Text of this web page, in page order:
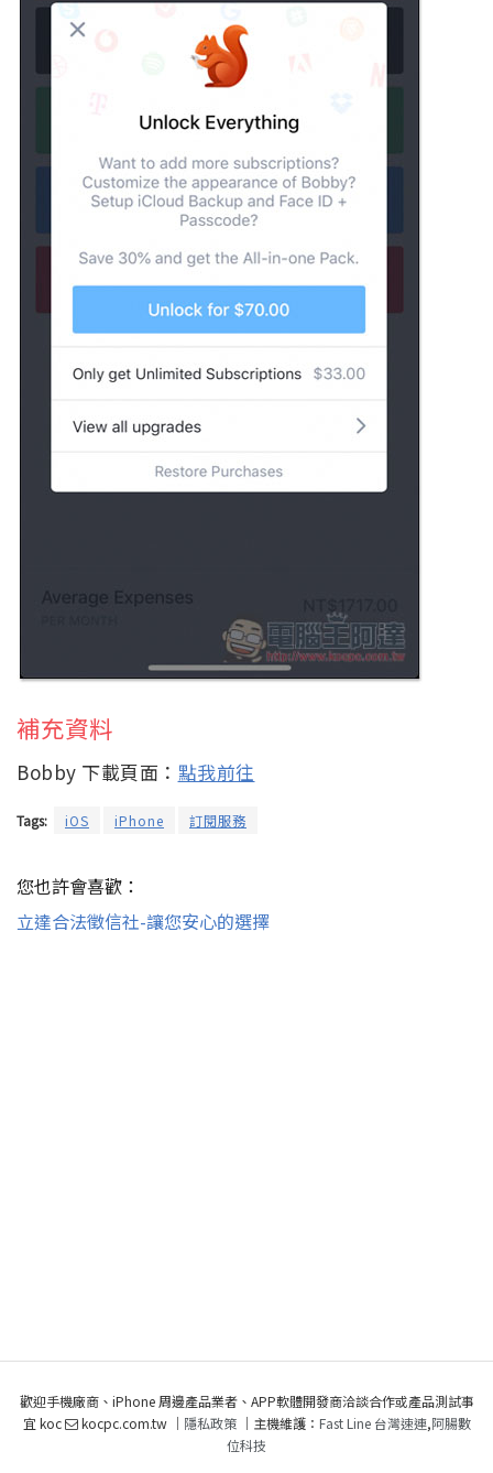
補充資料
Bobby 下載頁面： 點我前往
Tags: iOS iPhone 訂閱服務
您也許會喜歡：
立達合法徵信社-讓您安心的選擇
歡迎手機廠商、iPhone 周邊產品業者、APP軟體開發商洽談合作或產品測試事
宜 koc
kocpc.com.tw ｜ 隱私政策｜主機維護： Fast Line 台灣速連,阿腸數
位科技